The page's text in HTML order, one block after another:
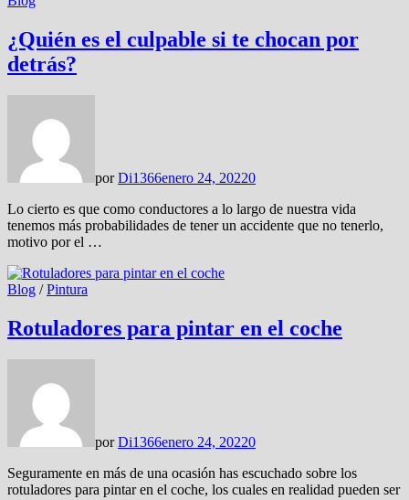
¿Quién es el culpable si te chocan por
detrás?
porDi1366enero 24, 20220
Lo cierto es que como conductores a lo largo de nuestra vida
tenemos más probabilidades de tener un accidente que no tenerlo,
motivo por el …
Blog /Pintura
Rotuladores para pintar en el coche
porDi1366enero 24, 20220
Seguramente en más de una ocasión has escuchado sobre los
rotuladores para pintar en el coche, los cuales en realidad pueden ser